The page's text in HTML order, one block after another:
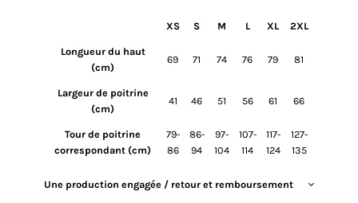
XS S M L XL 2XL
Longueur du haut
(cm)
69 71 74 76 79 81
Largeur de poitrine
(cm)
41 46 51 56 61 66
Tour de poitrine
correspondant (cm)
79-
86
86-
94
97-
104
107-
114
117-
124
127-
135
Une production engagée / retour et remboursement